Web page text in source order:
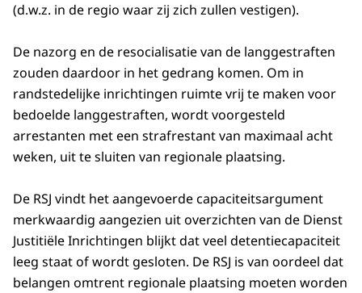
(d.w.z. in de regio waar zij zich zullen vestigen).
De nazorg en de resocialisatie van de langgestraften
zouden daardoor in het gedrang komen. Om in
randstedelijke inrichtingen ruimte vrij te maken voor
bedoelde langgestraften, wordt voorgesteld
arrestanten met een strafrestant van maximaal acht
weken, uit te sluiten van regionale plaatsing.
De RSJ vindt het aangevoerde capaciteitsargument
merkwaardig aangezien uit overzichten van de Dienst
Justitiële Inrichtingen blijkt dat veel detentiecapaciteit
leeg staat of wordt gesloten. De RSJ is van oordeel dat
belangen omtrent regionale plaatsing moeten worden